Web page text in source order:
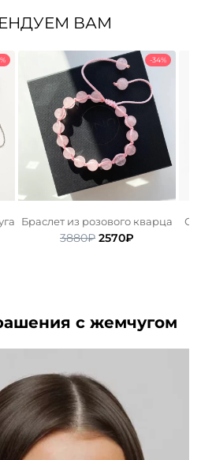
ВАМ
-34%
Браслет из розового кварца
3880₽ Первоначальная
2570₽
с жемчугом